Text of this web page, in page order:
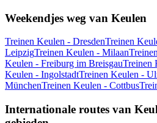
Weekendjes weg van Keulen
Treinen Keulen - DresdenTreinen
LeipzigTreinen Keulen - Milaan
Keulen - Freiburg im BreisgauTreinen
Keulen - IngolstadtTreinen Keulen -
MünchenTreinen Keulen - Cottbus
Internationale routes van